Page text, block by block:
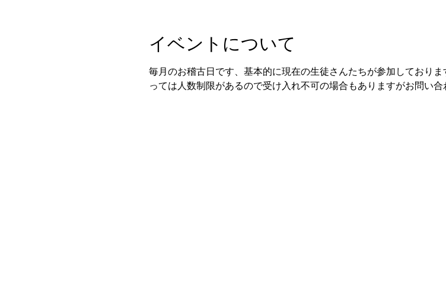
イベントについて
毎月のお稽古日です、基本的に現在の生徒さんたちが参加しており
っては人数制限があるので受け入れ不可の場合もありますがお問い合